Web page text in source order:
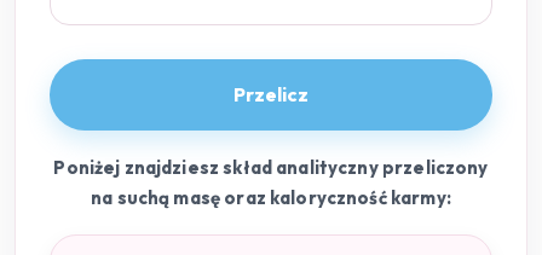
Przelicz
Poniżej znajdziesz skład analityczny przeliczony
na suchą masę oraz kaloryczność karmy: